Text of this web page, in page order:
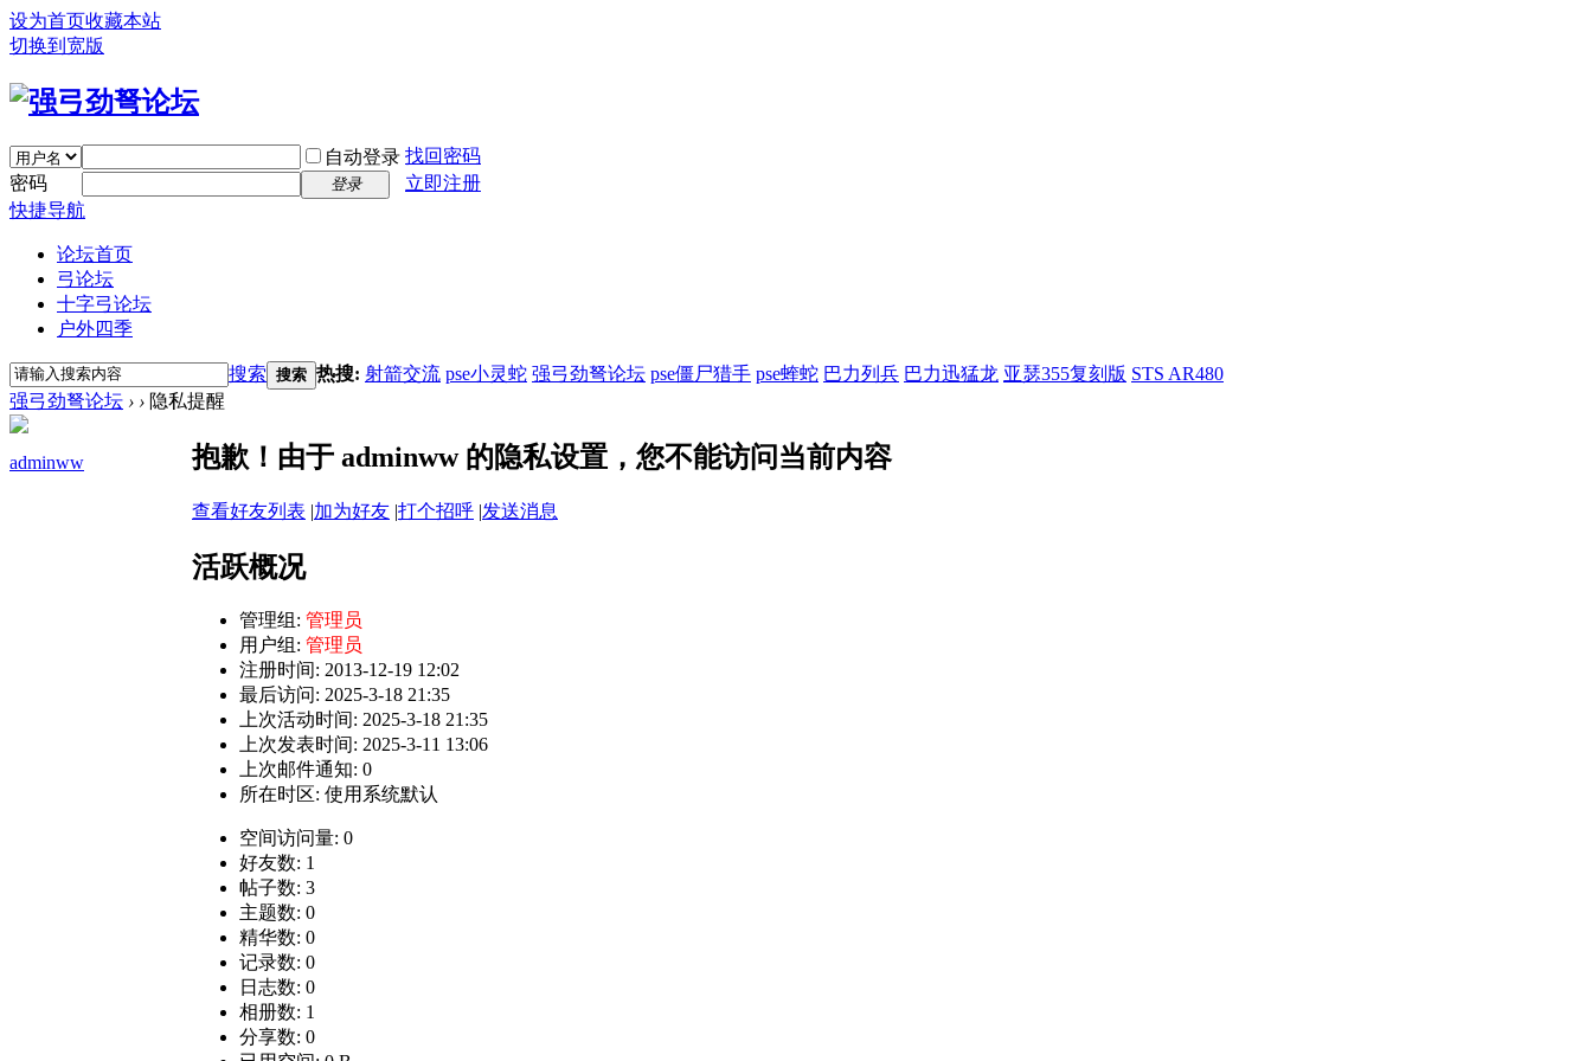
设为首页收藏本站
切换到宽版
自动登录 找回密码
密码
登录
立即注册
快捷导航
论坛首页
弓论坛
十字弓论坛
户外四季
搜索 搜索 热搜: 射箭交流 pse小灵蛇 强弓劲弩论坛 pse僵尸猎手 pse蝰蛇 巴力列兵 巴力迅猛龙 亚瑟355复刻版 STS AR480
强弓劲弩论坛 › › 隐私提醒
adminww 抱歉！由于 adminww 的隐私设置，您不能访问当前内容
查看好友列表 |加为好友 |打个招呼 |发送消息
活跃概况
管理组: 管理员
用户组: 管理员
注册时间: 2013-12-19 12:02
最后访问: 2025-3-18 21:35
上次活动时间: 2025-3-18 21:35
上次发表时间: 2025-3-11 13:06
上次邮件通知: 0
所在时区: 使用系统默认
空间访问量: 0
好友数: 1
帖子数: 3
主题数: 0
精华数: 0
记录数: 0
日志数: 0
相册数: 1
分享数: 0